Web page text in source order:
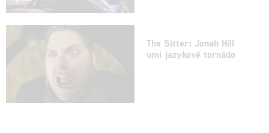
The Sitter: Jonah Hill
umí jazykové tornádo